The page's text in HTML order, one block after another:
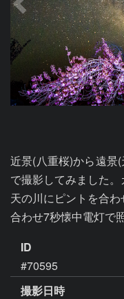
近景(八重桜)から遠景
で撮影してみました
天の川にピントを合
合わせ7秒懐中電灯で照
ID
#70595
撮影日時